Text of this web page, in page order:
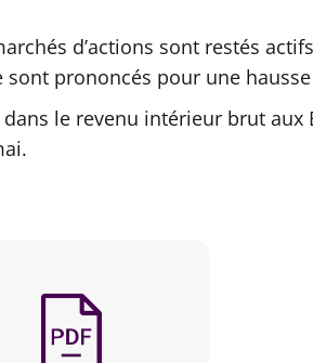
d’actions sont restés
prononcés pour une
le revenu intérieur brut aux